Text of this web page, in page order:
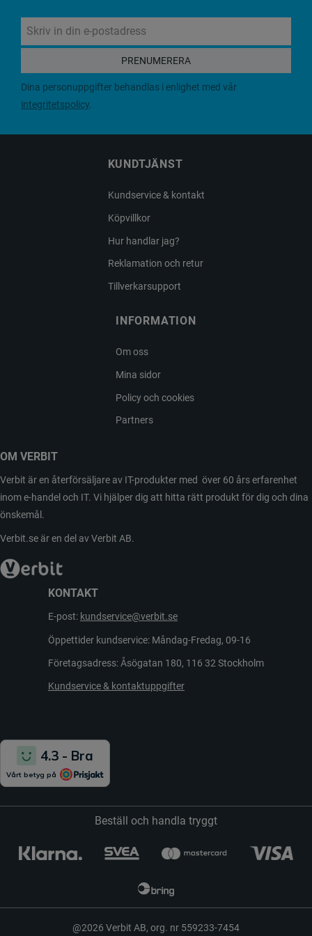
PRENUMERERA
Dina personuppgifter behandlas i enlighet med vår
integritetspolicy.
KUNDTJÄNST
Kundservice & kontakt
Köpvillkor
Hur handlar jag?
Reklamation och retur
Tillverkarsupport
INFORMATION
Om oss
Mina sidor
Policy och cookies
Partners
OM VERBIT
Verbit är en återförsäljare av IT-produkter med över 60 års erfarenhet
inom e-handel och IT. Vi hjälper dig att hitta rätt produkt för dig och dina
önskemål.
Verbit.se är en del av Verbit AB.
KONTAKT
E-post: kundservice@verbit.se
Öppettider kundservice: Måndag-Fredag, 09-16
Företagsadress: Åsögatan 180, 116 32 Stockholm
Kundservice & kontaktuppgifter
Beställ och handla tryggt
@2026 Verbit AB, org. nr 559233-7454